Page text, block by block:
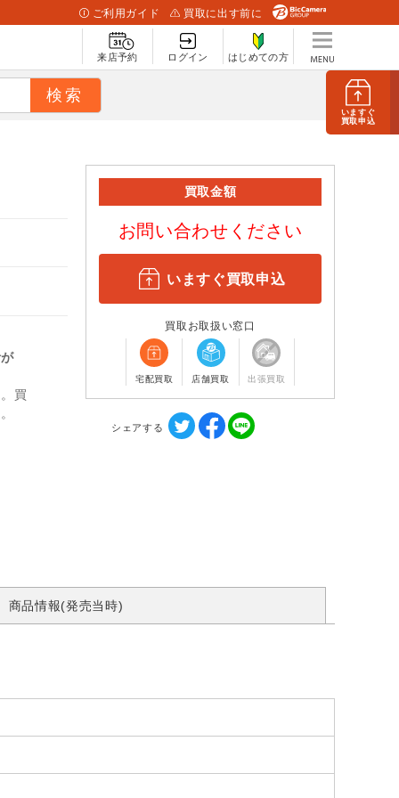
いますぐ
買取申込
ご利用ガイド 買取に出す前に
来店予約 ログイン はじめての方
買
買取金額
お問い合わせください
いますぐ買取申込
買取お取扱い窓口
宅配買取 店舗買取 出張買取
シェアする
商品情報(発売当時)